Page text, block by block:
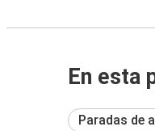
En esta
Paradas de